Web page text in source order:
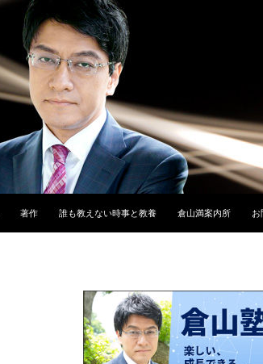
著作 誰も教えない時事と教養 倉山満案内所 お